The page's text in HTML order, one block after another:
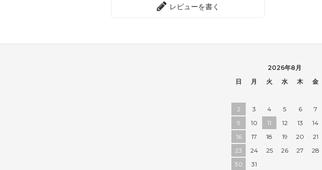
レビューを書く
2026年8月
日
月 火 水 木 金
2
3 4 5 6 7
9
10 11 12 13 14
16
17 18 19 20 21
23
24 25 26 27 28
30
31